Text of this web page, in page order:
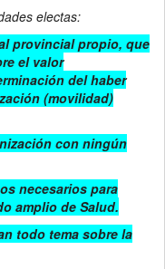
electas:
provincial propio, que
el valor
del haber
(movilidad)
con ningún
necesarios para
amplio de Salud.
todo tema sobre la